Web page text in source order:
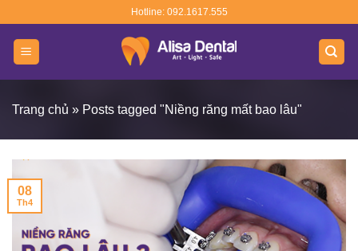
content
Hotline: 092.1617.555
Trang chủ » Posts tagged "Niềng răng mất bao lâu"
08
Th4